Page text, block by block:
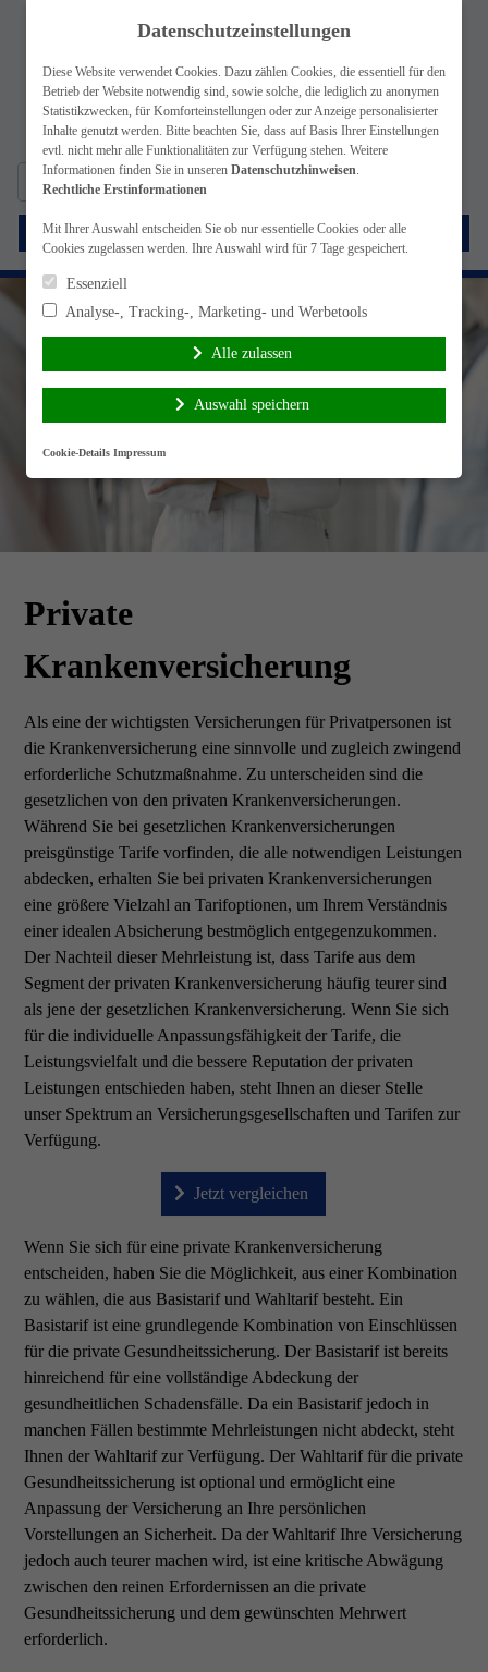
Suche
nach:
Menü
Private
Krankenversicherung
Private
Krankenversicherung
Als eine der wichtigsten Versicherungen für Privatpersonen ist
die Krankenversicherung eine sinnvolle und zugleich zwingend
erforderliche Schutzmaßnahme. Zu unterscheiden sind die
gesetzlichen von den privaten Krankenversicherungen.
Während Sie bei gesetzlichen Krankenversicherungen
preisgünstige Tarife vorfinden, die alle notwendigen Leistungen
abdecken, erhalten Sie bei privaten Krankenversicherungen
eine größere Vielzahl an Tarifoptionen, um Ihrem Verständnis
einer idealen Absicherung bestmöglich entgegenzukommen.
Der Nachteil dieser Mehrleistung ist, dass Tarife aus dem
Segment der privaten Krankenversicherung häufig teurer sind
als jene der gesetzlichen Krankenversicherung. Wenn Sie sich
für die individuelle Anpassungsfähigkeit der Tarife, die
Leistungsvielfalt und die bessere Reputation der privaten
Leistungen entschieden haben, steht Ihnen an dieser Stelle
unser Spektrum an Versicherungsgesellschaften und Tarifen zur
Verfügung.
Jetzt vergleichen
Wenn Sie sich für eine private Krankenversicherung
entscheiden, haben Sie die Möglichkeit, aus einer Kombination
zu wählen, die aus Basistarif und Wahltarif besteht. Ein
Basistarif ist eine grundlegende Kombination von Einschlüssen
für die private Gesundheitssicherung. Der Basistarif ist bereits
hinreichend für eine vollständige Abdeckung der
gesundheitlichen Schadensfälle. Da ein Basistarif jedoch in
manchen Fällen bestimmte Mehrleistungen nicht abdeckt, steht
Ihnen der Wahltarif zur Verfügung. Der Wahltarif für die private
Gesundheitssicherung ist optional und ermöglicht eine
Anpassung der Versicherung an Ihre persönlichen
Vorstellungen an Sicherheit. Da der Wahltarif Ihre Versicherung
jedoch auch teurer machen wird, ist eine kritische Abwägung
zwischen den reinen Erfordernissen an die private
Gesundheitssicherung und dem gewünschten Mehrwert
erforderlich.
Datenschutzeinstellungen
Diese Website verwendet Cookies. Dazu zählen Cookies, die essentiell für den
Betrieb der Website notwendig sind, sowie solche, die lediglich zu anonymen
Statistikzwecken, für Komforteinstellungen oder zur Anzeige personalisierter
Inhalte genutzt werden. Bitte beachten Sie, dass auf Basis Ihrer Einstellungen
evtl. nicht mehr alle Funktionalitäten zur Verfügung stehen. Weitere
Informationen finden Sie in unseren Datenschutzhinweisen.
Rechtliche Erstinformationen
Mit Ihrer Auswahl entscheiden Sie ob nur essentielle Cookies oder alle
Cookies zugelassen werden. Ihre Auswahl wird für 7 Tage gespeichert.
Essenziell
Analyse-, Tracking-, Marketing- und Werbetools
Alle zulassen
Auswahl speichern
Cookie-Details Impressum